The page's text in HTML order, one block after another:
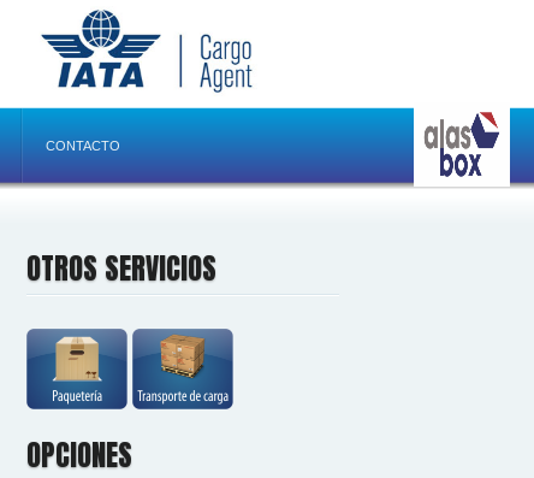
CONTACTO
OTROS SERVICIOS
OPCIONES